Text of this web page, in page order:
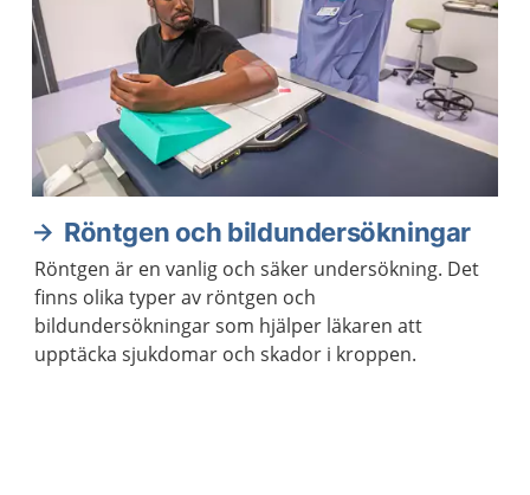
Röntgen och bildundersökningar
Röntgen är en vanlig och säker undersökning. Det
finns olika typer av röntgen och
bildundersökningar som hjälper läkaren att
upptäcka sjukdomar och skador i kroppen.